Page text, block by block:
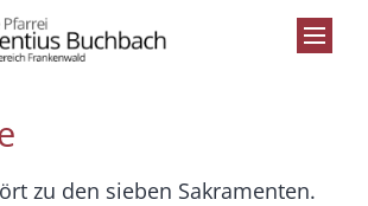
zu den sieben Sakramenten.